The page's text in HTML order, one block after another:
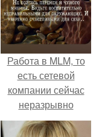
Работа в MLM, то
есть сетевой
компании сейчас
неразрывно
связана с создание
своего контента,